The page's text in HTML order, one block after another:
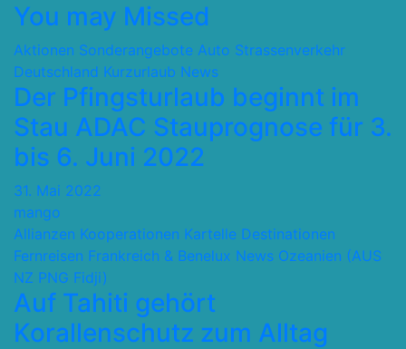
You may Missed
Aktionen Sonderangebote Auto Strassenverkehr
Deutschland Kurzurlaub News
Der Pfingsturlaub beginnt im
Stau ADAC Stauprognose für 3.
bis 6. Juni 2022
31. Mai 2022
mango
Allianzen Kooperationen Kartelle Destinationen
Fernreisen Frankreich & Benelux News Ozeanien (AUS
NZ PNG Fidji)
Auf Tahiti gehört
Korallenschutz zum Alltag